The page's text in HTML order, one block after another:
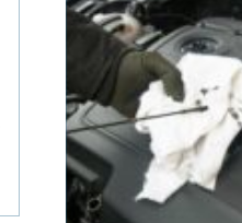
vetenskap och konst,
med en lång historia
varje kulör b&...